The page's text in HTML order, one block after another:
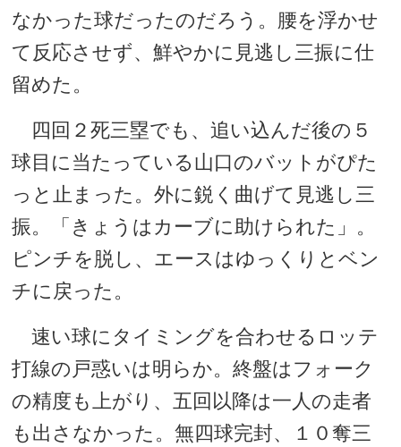
なかった球だったのだろう。腰を浮かせ
て反応させず、鮮やかに見逃し三振に仕
留めた。
四回２死三塁でも、追い込んだ後の５
球目に当たっている山口のバットがぴた
っと止まった。外に鋭く曲げて見逃し三
振。「きょうはカーブに助けられた」。
ピンチを脱し、エースはゆっくりとベン
チに戻った。
速い球にタイミングを合わせるロッテ
打線の戸惑いは明らか。終盤はフォーク
の精度も上がり、五回以降は一人の走者
も出さなかった。無四球完封、１０奪三